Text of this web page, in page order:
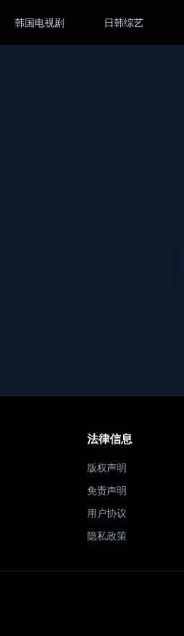
韩国电视剧 日韩综艺
法律信息
版权声明
免责声明
用户协议
隐私政策